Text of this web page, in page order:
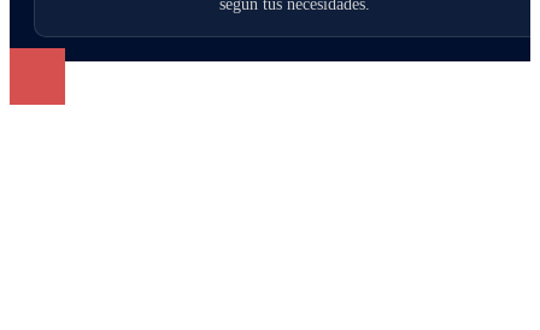
según tus necesidades.